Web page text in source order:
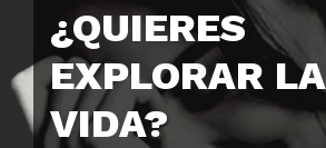
¿QUIERES
EXPLORAR LA
VIDA?